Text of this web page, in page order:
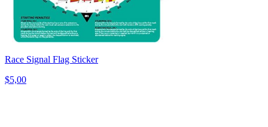
Race Signal Flag Sticker
$5,00